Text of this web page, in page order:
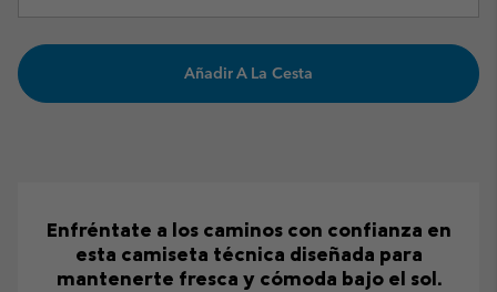
Añadir A La Cesta
Enfréntate a los caminos con confianza en
esta camiseta técnica diseñada para
mantenerte fresca y cómoda bajo el sol.